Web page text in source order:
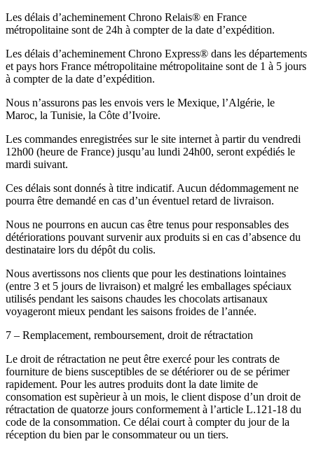
Les délais d’acheminement Chrono Relais® en France
métropolitaine sont de 24h à compter de la date d’expédition.
Les délais d’acheminement Chrono Express® dans les départements
et pays hors France métropolitaine métropolitaine sont de 1 à 5 jours
à compter de la date d’expédition.
Nous n’assurons pas les envois vers le Mexique, l’Algérie, le
Maroc, la Tunisie, la Côte d’Ivoire.
Les commandes enregistrées sur le site internet à partir du vendredi
12h00 (heure de France) jusqu’au lundi 24h00, seront expédiés le
mardi suivant.
Ces délais sont donnés à titre indicatif. Aucun dédommagement ne
pourra être demandé en cas d’un éventuel retard de livraison.
Nous ne pourrons en aucun cas être tenus pour responsables des
détériorations pouvant survenir aux produits si en cas d’absence du
destinataire lors du dépôt du colis.
Nous avertissons nos clients que pour les destinations lointaines
(entre 3 et 5 jours de livraison) et malgré les emballages spéciaux
utilisés pendant les saisons chaudes les chocolats artisanaux
voyageront mieux pendant les saisons froides de l’année.
7 – Remplacement, remboursement, droit de rétractation
Le droit de rétractation ne peut être exercé pour les contrats de
fourniture de biens susceptibles de se détériorer ou de se périmer
rapidement. Pour les autres produits dont la date limite de
consomation est supèrieur à un mois, le client dispose d’un droit de
rétractation de quatorze jours conformement à l’article L.121-18 du
code de la consommation. Ce délai court à compter du jour de la
réception du bien par le consommateur ou un tiers.